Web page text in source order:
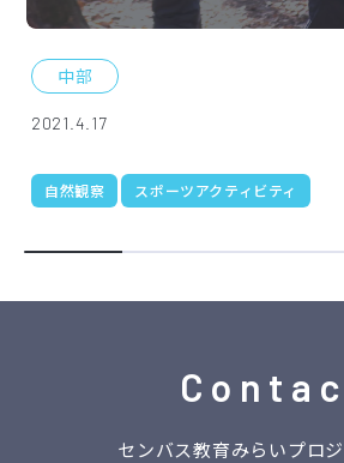
中部
2021.4.17
自然観察 スポーツアクティビティ
センバス教育みらいプロ